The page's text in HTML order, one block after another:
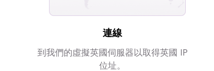
連線
到我們的虛擬英國伺服器以取得英國 IP
位址。